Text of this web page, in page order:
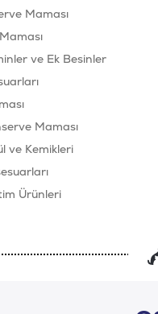
Maması
ve Ek Besinler
Maması
ve Kemikleri
Ürünleri